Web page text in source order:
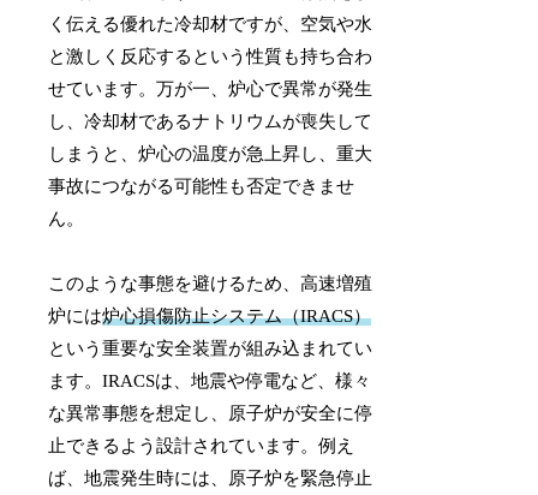
く伝える優れた冷却材ですが、空気や水
と激しく反応するという性質も持ち合わ
せています。万が一、炉心で異常が発生
し、冷却材であるナトリウムが喪失して
しまうと、炉心の温度が急上昇し、重大
事故につながる可能性も否定できませ
ん。
このような事態を避けるため、高速増殖
炉には炉心損傷防止システム（IRACS）
という重要な安全装置が組み込まれてい
ます。IRACSは、地震や停電など、様々
な異常事態を想定し、原子炉が安全に停
止できるよう設計されています。例え
ば、地震発生時には、原子炉を緊急停止